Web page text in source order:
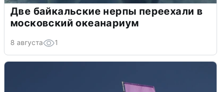
Две байкальские нерпы переехали в
московский океанариум
8 августа 1